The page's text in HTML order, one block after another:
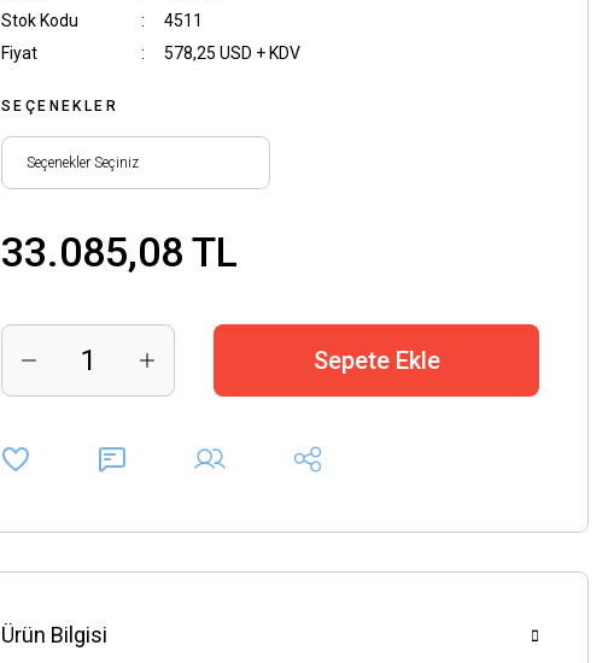
Stok Kodu
4511
Fiyat
578,25 USD + KDV
SEÇENEKLER
33.085,08 TL
Sepete Ekle
Ürün Bilgisi